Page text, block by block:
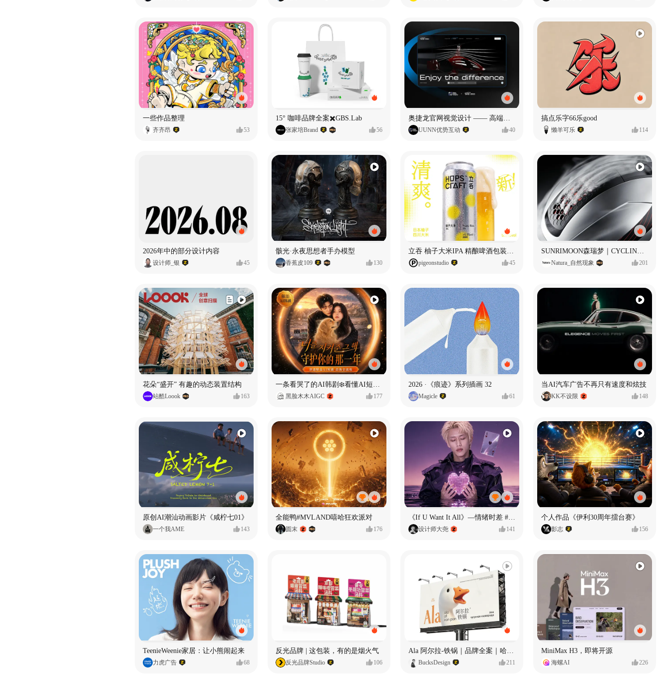
一些作品整理
齐齐昂 53
15° 咖啡品牌全案✖️GBS.Lab
张家培Brand 56 UUNN优势互动 40
搞点乐字66乐good
懒羊可乐 114
2026年中的部分设计内容
设计师_银 45
骸光·永夜思想者手办模型
香蕉皮109 130
立吞 柚子大米IPA 精酿啤酒包装设计
pigeonstudio 45
SUNRIMOON森瑞梦｜CYCLING HELMET CG｜气动骑行头盔
Natura_自然现象 201
花朵“盛开” 有趣的动态装置结构
站酷Loook 163 黑脸木木AIGC 177
2026 ·《痕迹》系列插画 32
Magicle 61
当AI汽车广告不再只有速度和炫技
KK不设限 148
原创AI潮汕动画影片《咸柠七01》
一个我AME 143
全能鸭#MVLAND嘻哈狂欢派对
圆末 176
《If U Want It All》—情绪时差 #MVLAND嘻哈狂欢派对
设计师大尧 141
个人作品《伊利30周年擂台赛》
影志 156
TeenieWeenie家居：让小熊闹起来
力虎广告 68
反光品牌 | 这包装，有的是烟火气
反光品牌Studio 106 BucksDesign 211
MiniMax H3，即将开源
海螺AI 226